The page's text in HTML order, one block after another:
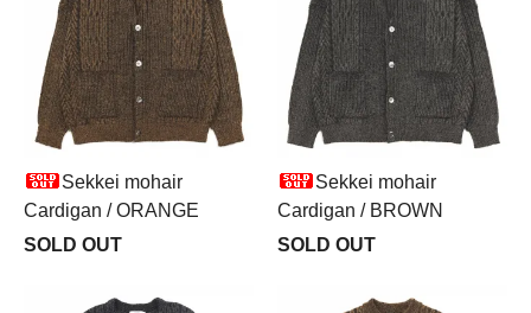
Sekkei mohair
Cardigan / ORANGE
SOLD OUT
Sekkei mohair
Cardigan / BROWN
SOLD OUT